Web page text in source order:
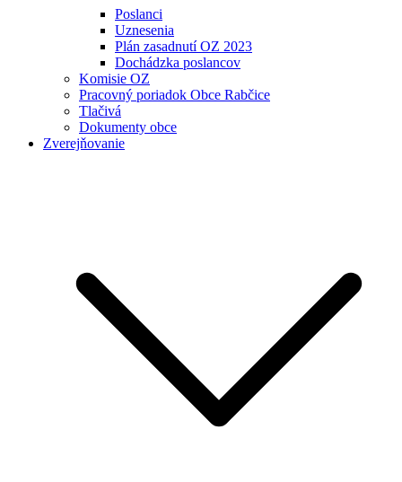
Poslanci
Uznesenia
Plán zasadnutí OZ 2023
Dochádzka poslancov
Komisie OZ
Pracovný poriadok Obce Rabčice
Tlačivá
Dokumenty obce
Zverejňovanie